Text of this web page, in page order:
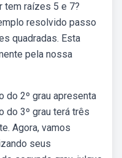
tem raízes 5 e 7?
resolvido passo
quadradas. Esta
pela nossa
do 2º grau apresenta
do 3º grau terá três
Agora, vamos
seus